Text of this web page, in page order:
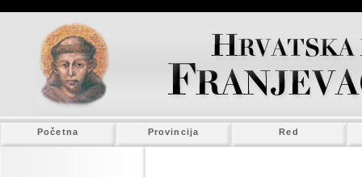
Početna Provincija Red